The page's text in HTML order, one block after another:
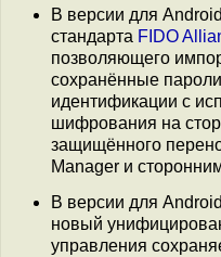
В версии для
стандарта FIDO
позволяющего
сохранённые
идентификации с
шифрования на
защищённого
Manager и
В версии для
новый
управления